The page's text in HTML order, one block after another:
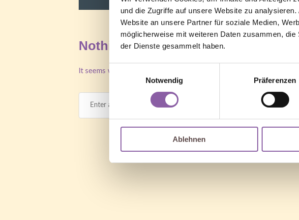
und die Zugriffe auf unsere Website zu
Website an unsere Partner für soziale Medien,
möglicherweise mit weiteren Daten zusammen,
der Dienste gesammelt haben.
Einwilligungsauswahl
Notwendig
Präferenzen
Ablehnen
Nothing Found
It seems we can’t find what you’re looking for. Perhaps searching can